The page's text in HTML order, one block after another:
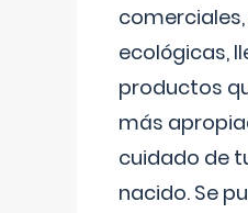
comerciales,
ecológicas,
productos
más
cuidado de
nacido. Se